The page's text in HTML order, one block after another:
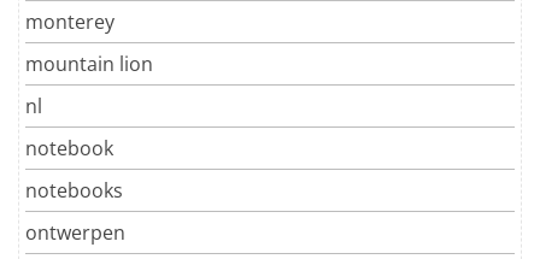
monterey
mountain lion
nl
notebook
notebooks
ontwerpen